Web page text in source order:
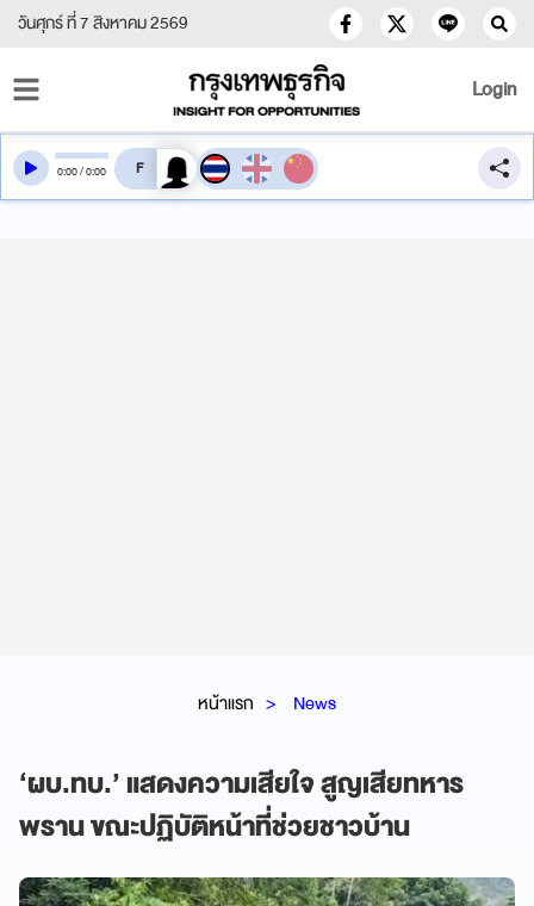
วันศุกร์ ที่ 7 สิงหาคม 2569
Login
หน้าแรก News
‘ผบ.ทบ.’ แสดงความเสียใจ สูญเสียทหาร
พราน ขณะปฏิบัติหน้าที่ช่วยชาวบ้าน
0:00/0:00 สลับเสียงอ่าน